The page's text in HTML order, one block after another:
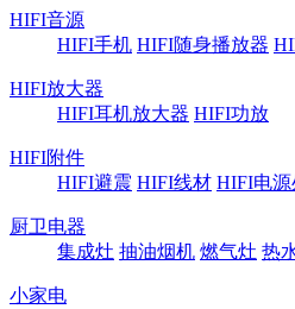
HIFI音源
HIFI手机 HIFI随身播放器
HIFI放大器
HIFI耳机放大器 HIFI功放
HIFI附件
HIFI避震 HIFI线材 HIFI电源
厨卫电器
集成灶 抽油烟机 燃气灶 热
小家电